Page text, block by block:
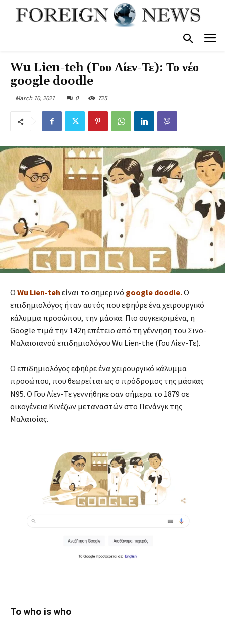
Wu Lien-teh (Γου Λίεν-Τε): Το νέο
google doodle
March 10, 2021 0 725
Ο Wu Lien-teh είναι το σημερινό google doodle.Ο
επιδημιολόγος ήταν αυτός που εφηύρε ένα χειρουργικό
κάλυμμα προσώπου, την μάσκα. Πιο συγκεκριμένα, η
Google τιμά την 142η επέτειο από τη γέννηση του Σινο-
Μαλαισιανού επιδημιολόγου Wu Lien-the (Γου Λίεν-Τε).
Ο επιδημιολόγος εφηύρε ένα χειρουργικό κάλυμμα
προσώπου, που θεωρείται ως ο πρόδρομος της μάσκας
N95. Ο Γου Λίεν-Τε γεννήθηκε σαν σήμερα το 1879 σε
οικογένεια Κινέζων μεταναστών στο Πενάνγκ της
Μαλαισίας.
Το who is who